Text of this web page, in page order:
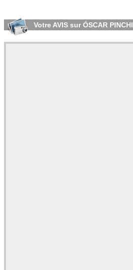
Votre AVIS sur ÓSCAR PINCHI